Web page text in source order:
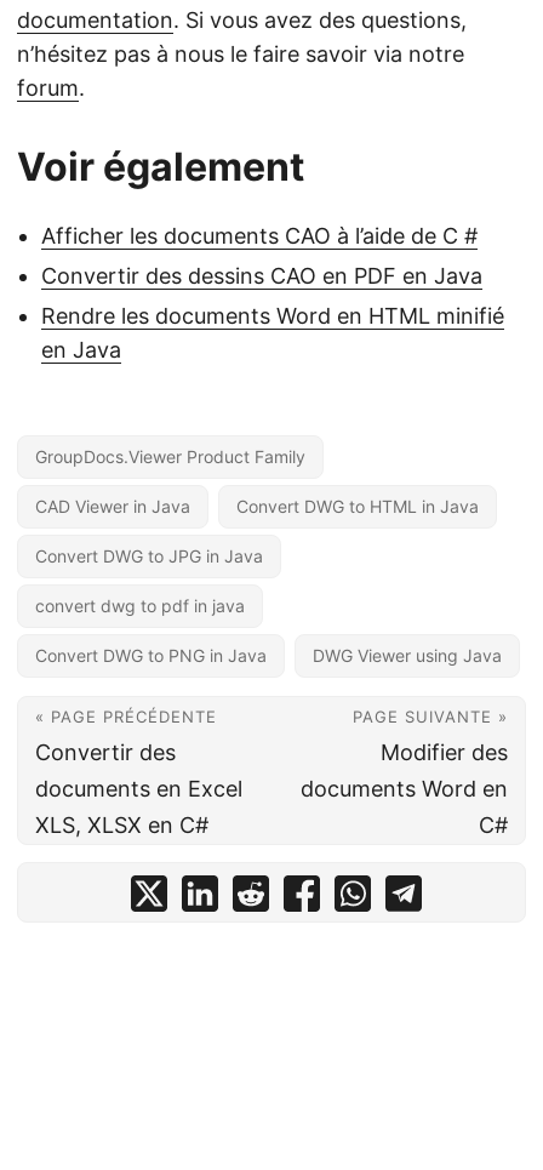
documentation. Si vous avez des questions,
n’hésitez pas à nous le faire savoir via notre
forum.
Voir également
Afficher les documents CAO à l’aide de C #
Convertir des dessins CAO en PDF en Java
Rendre les documents Word en HTML minifié
en Java
GroupDocs.Viewer Product Family
CAD Viewer in Java Convert DWG to HTML in Java
Convert DWG to JPG in Java
convert dwg to pdf in java
Convert DWG to PNG in Java DWG Viewer using Java
« PAGE PRÉCÉDENTE
Convertir des
documents en Excel
XLS, XLSX en C#
PAGE SUIVANTE »
Modifier des
documents Word en
C#